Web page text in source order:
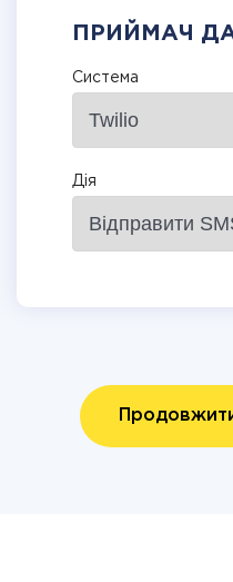
ПРИЙМАЧ
Система
Дія